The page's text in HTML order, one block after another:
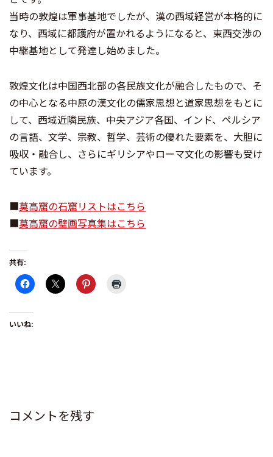
当時の敦煌は軍事基地でしたが、漢の西域経営が本格的に
なり、西域に都護府が置かれるようになると、東西交渉の
中継基地として発達し始めました。
敦煌文化は中国西北部の各民族文化が融合したもので、そ
の中心となる中原の漢文化の儒家思想と道家思想をもとに
して、西域近隣民族、中央アジア各国、インド、ペルシア
の言語、文学、宗教、哲学、芸術の優れた要素を、大胆に
吸収・融合し、さらにギリシアやローマ文化の影響も受け
ています。
■莫高窟の石窟リストはこちら
■莫高窟の壁画写真集はこちら
共有:
いいね:
コメントを残す